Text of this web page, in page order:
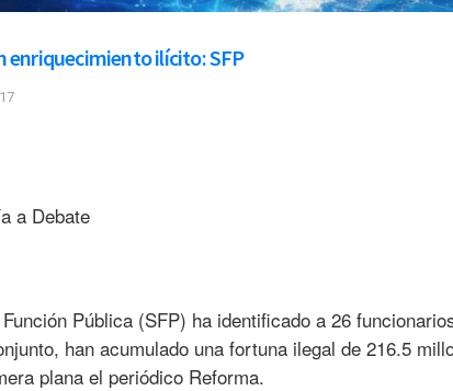
enriquecimiento ilícito: SFP
a Debate
Pública (SFP) ha identificado a 26
han acumulado una fortuna ilegal de 216.5
plana el periódico Reforma.